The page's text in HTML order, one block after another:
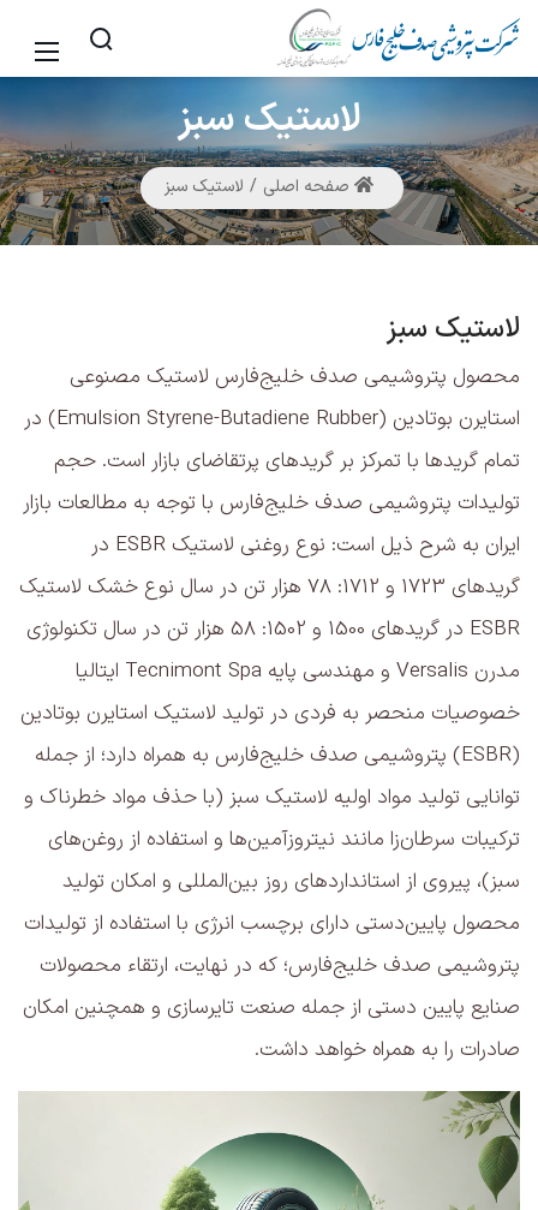
لاستیکسبز
صفحه اصلی لاستیک سبز
لاستیک سبز
محصول پتروشیمی صدف خلیج‌فارس لاستیک مصنوعی
استایرن بوتادین (Emulsion Styrene-Butadiene Rubber) در
تمام گریدها با تمرکز بر گریدهای پرتقاضای بازار است. حجم
تولیدات پتروشیمی صدف خلیج‌فارس با توجه به مطالعات بازار
ایران به شرح ذیل است: نوع روغنی لاستیک ESBR در
گریدهای 1723 و 1712: 78 هزار تن در سال نوع خشک لاستیک
ESBR در گریدهای 1500 و 1502: 58 هزار تن در سال تکنولوژی
مدرن Versalis و مهندسی پایه Tecnimont Spa ایتالیا
خصوصیات منحصر به فردی در تولید لاستیک استایرن بوتادین
(ESBR) پتروشیمی صدف خلیج‌فارس به همراه دارد؛ از جمله
توانایی تولید مواد اولیه لاستیک سبز (با حذف مواد خطرناک و
ترکیبات سرطان‌زا مانند نیتروزآمین‌ها و استفاده از روغن‌های
سبز)، پیروی از استانداردهای روز بین‌المللی و امکان تولید
محصول پایین‌دستی دارای برچسب انرژی با استفاده از تولیدات
پتروشیمی صدف خلیج‌فارس؛ که در نهایت، ارتقاء محصولات
صنایع پایین دستی از جمله صنعت تایرسازی و همچنین امکان
صادرات را به همراه خواهد داشت.